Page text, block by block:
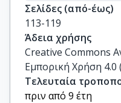
Σελίδες (από-έως)
113-119
Άδεια χρήσης
Creative Commons
Εμπορική Χρήση 4.0
Τελευταία
πριν από 9 έτη